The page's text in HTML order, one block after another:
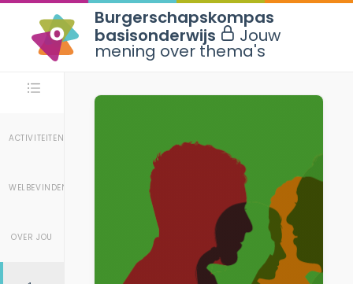
ACTIVITEITEN
WELBEVINDEN
OVER JOU
Burgerschapskompas
basisonderwijs
Jouw
mening over thema's